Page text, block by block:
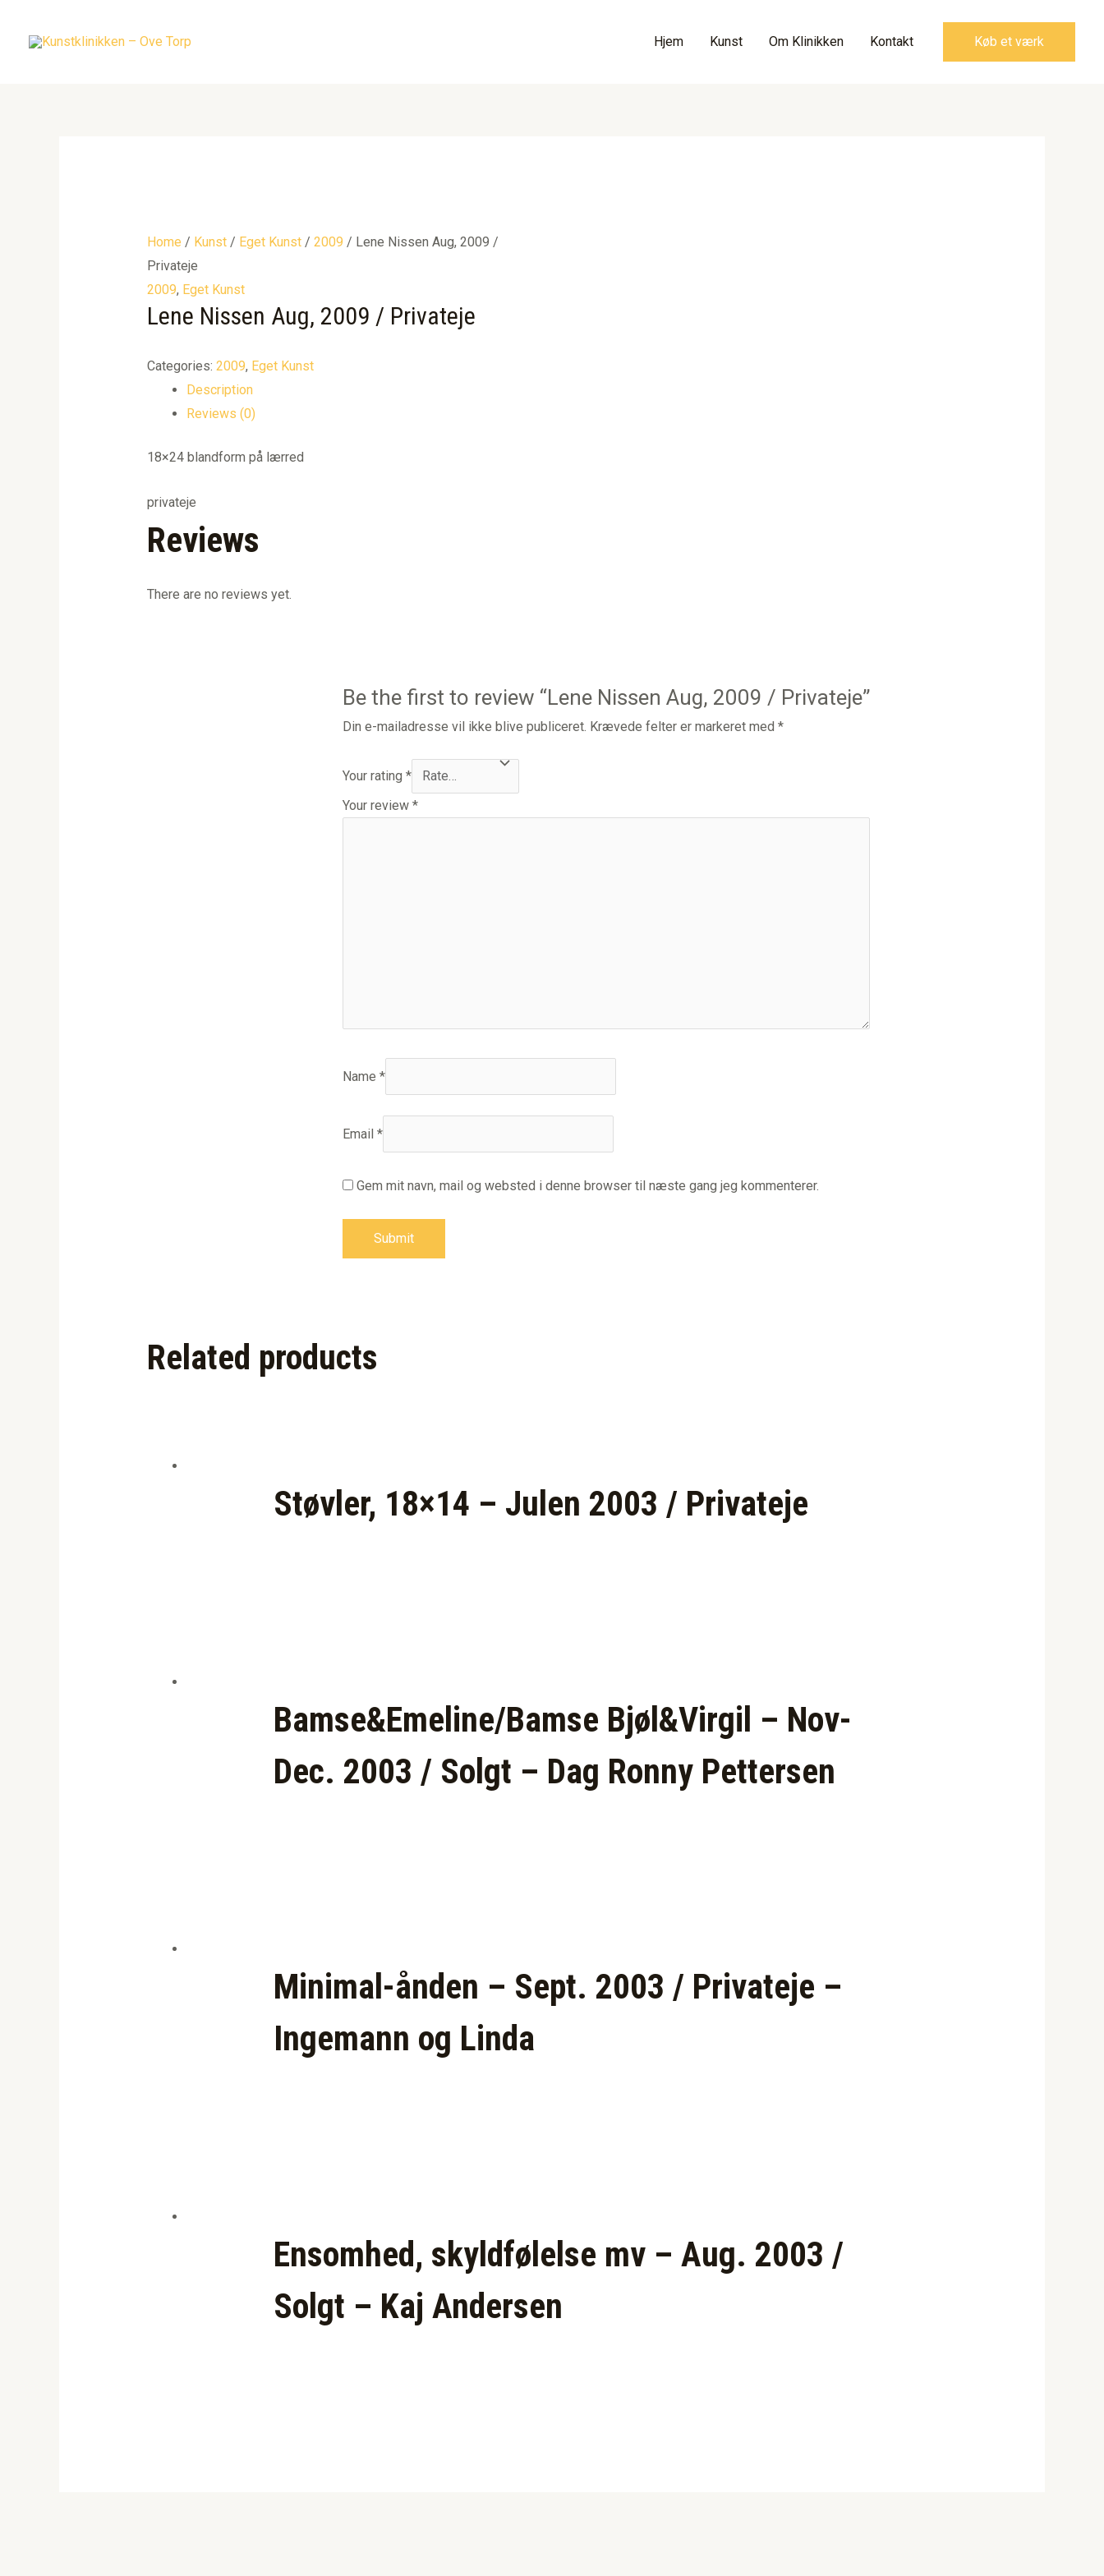
Hjem Kunst Om Klinikken Kontakt Køb et værk
Home / Kunst/ Eget Kunst/ 2009 / Lene Nissen Aug, 2009 /
Privateje
2009, Eget Kunst
Lene Nissen Aug, 2009 / Privateje
Categories: 2009, Eget Kunst
Description
Reviews (0)
18×24 blandform på lærred
privateje
Reviews
There are no reviews yet.
Be the first to review “Lene Nissen Aug, 2009 / Privateje”
Din e-mailadresse vil ikke blive publiceret. Krævede felter er markeret med *
Your rating *
Your review *
Name *
Email *
Gem mit navn, mail og websted i denne browser til næste gang jeg kommenterer.
Related products
Støvler, 18×14 – Julen 2003 / Privateje
Bamse&Emeline/Bamse Bjøl&Virgil – Nov-
Dec. 2003 / Solgt – Dag Ronny Pettersen
Minimal-ånden – Sept. 2003 / Privateje –
Ingemann og Linda
Ensomhed, skyldfølelse mv – Aug. 2003 /
Solgt – Kaj Andersen